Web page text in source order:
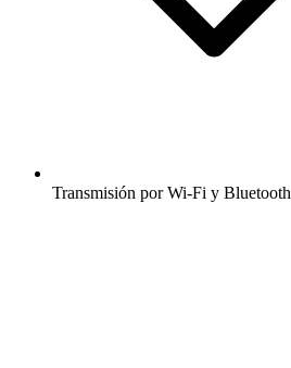
Transmisión por Wi-Fi y Bluetooth